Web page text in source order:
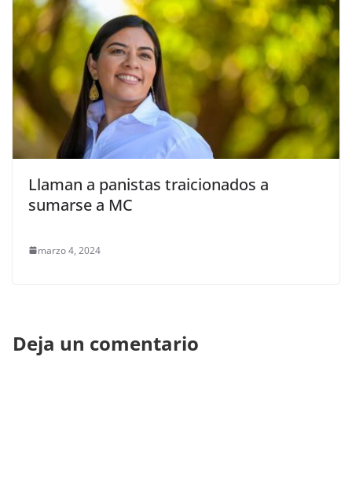
Llaman a panistas traicionados a
sumarse a MC
marzo 4, 2024
Deja un comentario